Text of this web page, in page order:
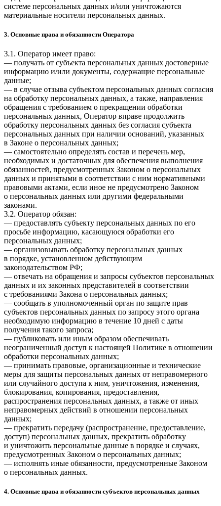
системе персональных данных и/или уничтожаются
материальные носители персональных данных.
3. Основные права и обязанности Оператора
3.1. Оператор имеет право:
— получать от субъекта персональных данных достоверные
информацию и/или документы, содержащие персональные
данные;
— в случае отзыва субъектом персональных данных согласия
на обработку персональных данных, а также, направления
обращения с требованием о прекращении обработки
персональных данных, Оператор вправе продолжить
обработку персональных данных без согласия субъекта
персональных данных при наличии оснований, указанных
в Законе о персональных данных;
— самостоятельно определять состав и перечень мер,
необходимых и достаточных для обеспечения выполнения
обязанностей, предусмотренных Законом о персональных
данных и принятыми в соответствии с ним нормативными
правовыми актами, если иное не предусмотрено Законом
о персональных данных или другими федеральными
законами.
3.2. Оператор обязан:
— предоставлять субъекту персональных данных по его
просьбе информацию, касающуюся обработки его
персональных данных;
— организовывать обработку персональных данных
в порядке, установленном действующим
законодательством РФ;
— отвечать на обращения и запросы субъектов персональных
данных и их законных представителей в соответствии
с требованиями Закона о персональных данных;
— сообщать в уполномоченный орган по защите прав
субъектов персональных данных по запросу этого органа
необходимую информацию в течение 10 дней с даты
получения такого запроса;
— публиковать или иным образом обеспечивать
неограниченный доступ к настоящей Политике в отношении
обработки персональных данных;
— принимать правовые, организационные и технические
меры для защиты персональных данных от неправомерного
или случайного доступа к ним, уничтожения, изменения,
блокирования, копирования, предоставления,
распространения персональных данных, а также от иных
неправомерных действий в отношении персональных
данных;
— прекратить передачу (распространение, предоставление,
доступ) персональных данных, прекратить обработку
и уничтожить персональные данные в порядке и случаях,
предусмотренных Законом о персональных данных;
— исполнять иные обязанности, предусмотренные Законом
о персональных данных.
4. Основные права и обязанности субъектов персональных данных